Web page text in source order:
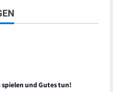
spielen und Gutes tun!